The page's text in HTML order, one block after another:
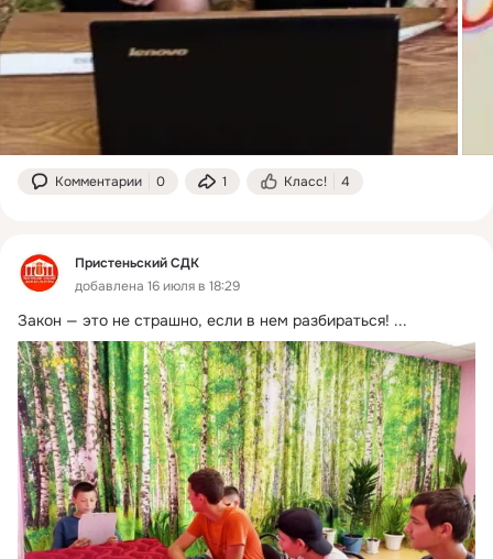
Комментарии 0 1 Класс! 4
Пристеньский СДК
добавлена 16 июля в 18:29
Закон — это не страшно, если в нем разбираться! ...